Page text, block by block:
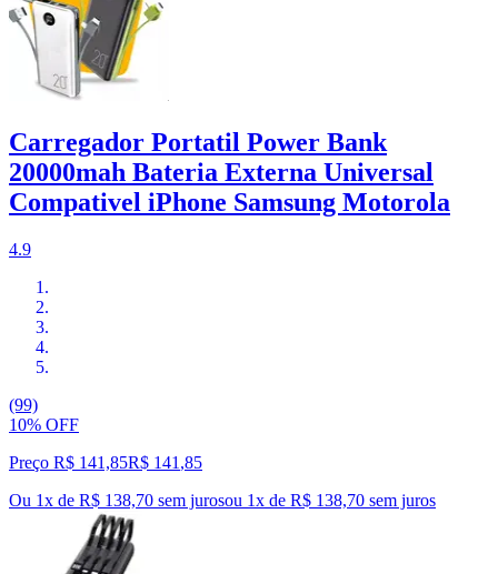
Carregador Portatil Power Bank
20000mah Bateria Externa Universal
Compativel iPhone Samsung Motorola
4.9
(99)
10% OFF
Preço R$ 141,85R$ 141 ,85
Ou 1x de R$ 138,70 sem jurosou 1x de R$ 138,70 sem juros